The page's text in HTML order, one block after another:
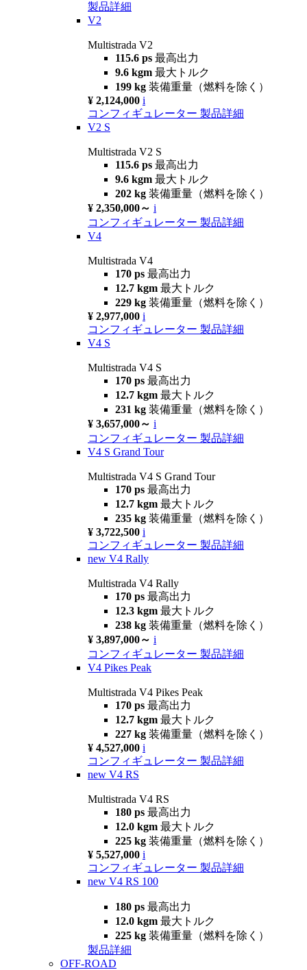
製品詳細
V2
Multistrada V2
115.6 ps 最高出力
9.6 kgm 最大トルク
199 kg 装備重量（燃料を除く）
¥ 2,124,000 i
コンフィギュレーター 製品詳細
V2 S
Multistrada V2 S
115.6 ps 最高出力
9.6 kgm 最大トルク
202 kg 装備重量（燃料を除く）
¥ 2,350,000～ i
コンフィギュレーター 製品詳細
V4
Multistrada V4
170 ps 最高出力
12.7 kgm 最大トルク
229 kg 装備重量（燃料を除く）
¥ 2,977,000 i
コンフィギュレーター 製品詳細
V4 S
Multistrada V4 S
170 ps 最高出力
12.7 kgm 最大トルク
231 kg 装備重量（燃料を除く）
¥ 3,657,000～ i
コンフィギュレーター 製品詳細
V4 S Grand Tour
Multistrada V4 S Grand Tour
170 ps 最高出力
12.7 kgm 最大トルク
235 kg 装備重量（燃料を除く）
¥ 3,722,500 i
コンフィギュレーター 製品詳細
new V4 Rally
Multistrada V4 Rally
170 ps 最高出力
12.3 kgm 最大トルク
238 kg 装備重量（燃料を除く）
¥ 3,897,000～ i
コンフィギュレーター 製品詳細
V4 Pikes Peak
Multistrada V4 Pikes Peak
170 ps 最高出力
12.7 kgm 最大トルク
227 kg 装備重量（燃料を除く）
¥ 4,527,000 i
コンフィギュレーター 製品詳細
new V4 RS
Multistrada V4 RS
180 ps 最高出力
12.0 kgm 最大トルク
225 kg 装備重量（燃料を除く）
¥ 5,527,000 i
コンフィギュレーター 製品詳細
new V4 RS 100
180 ps 最高出力
12.0 kgm 最大トルク
225 kg 装備重量（燃料を除く）
製品詳細
OFF-ROAD